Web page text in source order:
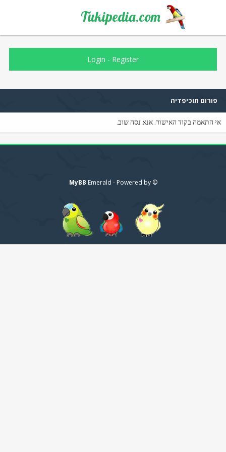
Tukipedia.com
Login - Register
פורום תוכיפדיה
אי התאמה בקוד האישור. אנא נסה שוב.
© Emerald - Powered by
MyBB